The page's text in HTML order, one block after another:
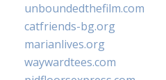
unboundedthefilm.com
catfriends-bg.org
marianlives.org
waywardtees.com